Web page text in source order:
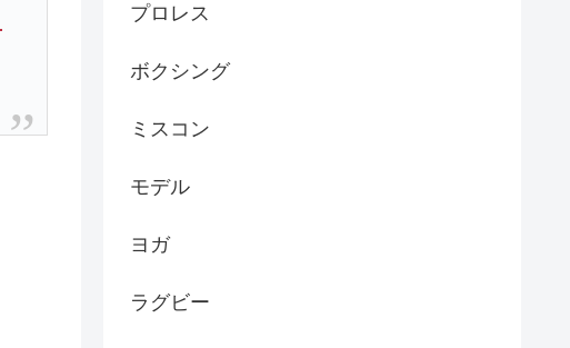
プロレス
ボクシング
ミスコン
モデル
ヨガ
ラグビー